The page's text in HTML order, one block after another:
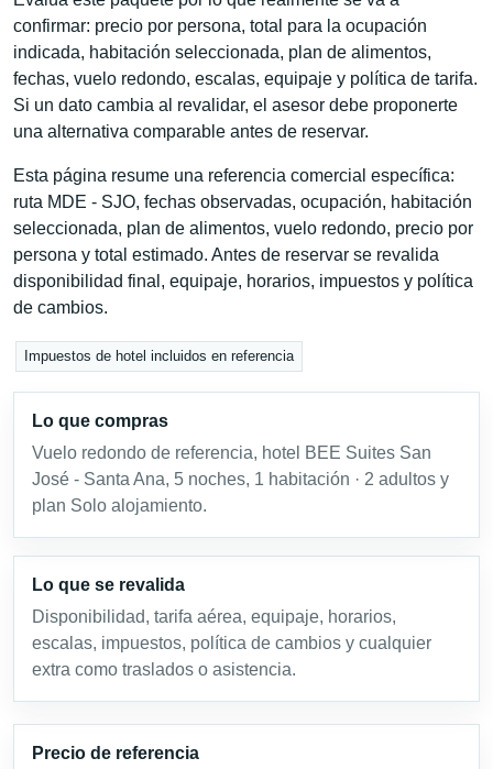
confirmar: precio por persona, total para la ocupación
indicada, habitación seleccionada, plan de alimentos,
fechas, vuelo redondo, escalas, equipaje y política de tarifa.
Si un dato cambia al revalidar, el asesor debe proponerte
una alternativa comparable antes de reservar.
Esta página resume una referencia comercial específica:
ruta MDE - SJO, fechas observadas, ocupación, habitación
seleccionada, plan de alimentos, vuelo redondo, precio por
persona y total estimado. Antes de reservar se revalida
disponibilidad final, equipaje, horarios, impuestos y política
de cambios.
Impuestos de hotel incluidos en referencia
Lo que compras
Vuelo redondo de referencia, hotel BEE Suites San
José - Santa Ana, 5 noches, 1 habitación · 2 adultos y
plan Solo alojamiento.
Lo que se revalida
Disponibilidad, tarifa aérea, equipaje, horarios,
escalas, impuestos, política de cambios y cualquier
extra como traslados o asistencia.
Precio de referencia